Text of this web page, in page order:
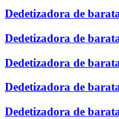
Dedetizadora de
Dedetizadora de
Dedetizadora de
Dedetizadora de
Dedetizadora de